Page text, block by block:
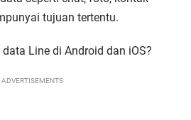
tujuan tertentu.
data Line di Android dan iOS?
ADVERTISEMENTS